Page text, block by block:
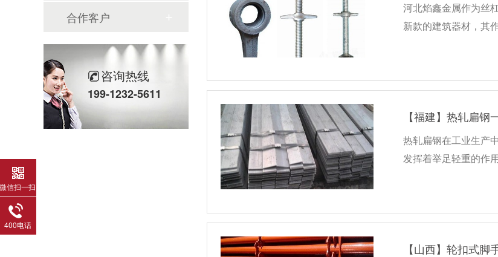
河北焰鑫金属作为丝
新款的建筑器材，其
【福建】热轧扁钢
热轧扁钢在工业生产
发挥着举足轻重的作
【山西】轮扣式脚
合作客户
咨询热线
199-1232-5611
微信扫一扫
400电话